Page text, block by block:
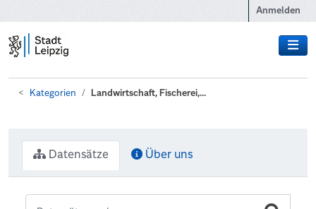
Anmelden
Kategorien Landwirtschaft, Fischerei,...
Datensätze Über uns